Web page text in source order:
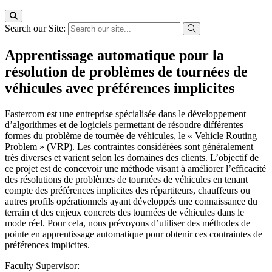
Search our Site:
Apprentissage automatique pour la
résolution de problèmes de tournées de
véhicules avec préférences implicites
Fastercom est une entreprise spécialisée dans le développement
d’algorithmes et de logiciels permettant de résoudre différentes
formes du problème de tournée de véhicules, le « Vehicle Routing
Problem » (VRP). Les contraintes considérées sont généralement
très diverses et varient selon les domaines des clients. L’objectif de
ce projet est de concevoir une méthode visant à améliorer l’efficacité
des résolutions de problèmes de tournées de véhicules en tenant
compte des préférences implicites des répartiteurs, chauffeurs ou
autres profils opérationnels ayant développés une connaissance du
terrain et des enjeux concrets des tournées de véhicules dans le
mode réel. Pour cela, nous prévoyons d’utiliser des méthodes de
pointe en apprentissage automatique pour obtenir ces contraintes de
préférences implicites.
Faculty Supervisor: